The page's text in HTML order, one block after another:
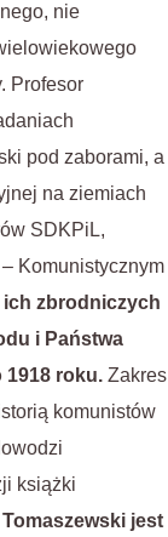
nie
Profesor
pod zaborami, a
na ziemiach
SDKPiL,
Komunistycznym
ich zbrodniczych
i Państwa
1918 roku. Zakres
komunistów
książki
jest